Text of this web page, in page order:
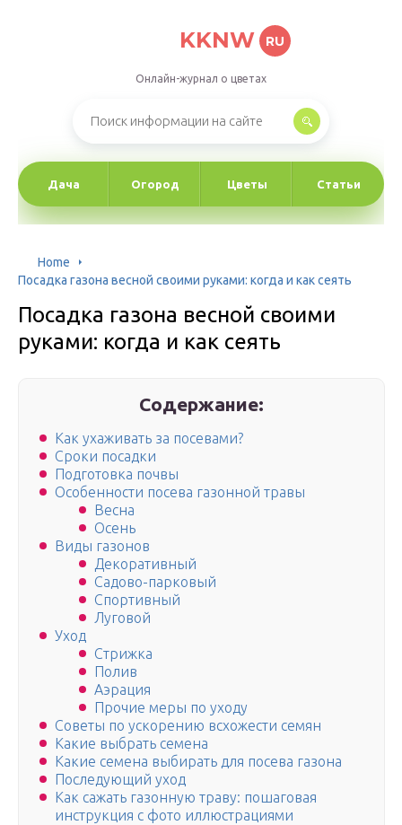
KKNW RU
Онлайн-журнал о цветах
Дача Огород Цветы Статьи
Home
Посадка газона весной своими руками: когда и как сеять
Посадка газона весной своими
руками: когда и как сеять
Содержание:
Как ухаживать за посевами?
Сроки посадки
Подготовка почвы
Особенности посева газонной травы
Весна
Осень
Виды газонов
Декоративный
Садово-парковый
Спортивный
Луговой
Уход
Стрижка
Полив
Аэрация
Прочие меры по уходу
Советы по ускорению всхожести семян
Какие выбрать семена
Какие семена выбирать для посева газона
Последующий уход
Как сажать газонную траву: пошаговая
инструкция с фото иллюстрациями